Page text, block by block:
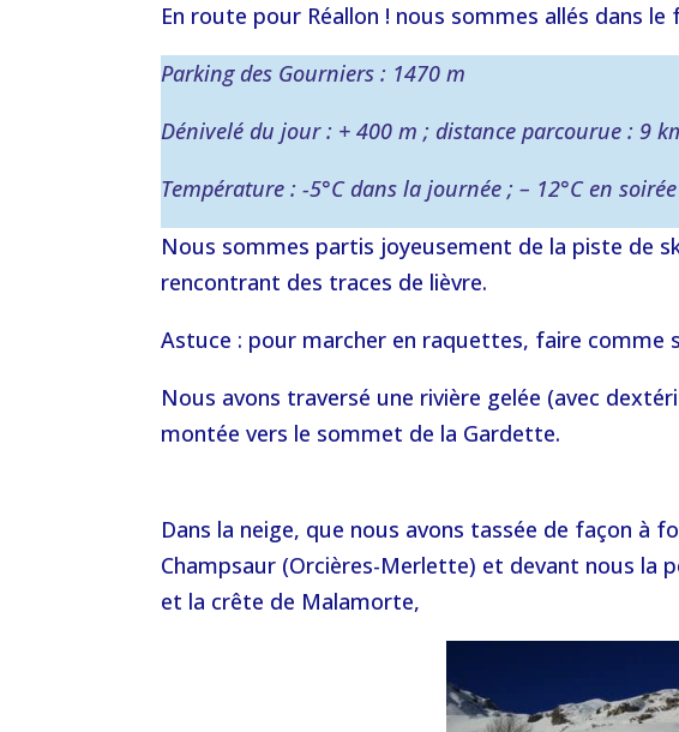
En route pour Réallon ! nous sommes allés dans
Parking des Gourniers : 1470 m
Dénivelé du jour : + 400 m ; distance parcourue : 9
Température : -5°C dans la journée ; – 12°C en soirée
Nous sommes partis joyeusement de la piste de
rencontrant des traces de lièvre.
Astuce : pour marcher en raquettes, faire comme
Nous avons traversé une rivière gelée (avec
montée vers le sommet de la Gardette.
Dans la neige, que nous avons tassée de façon à
Champsaur (Orcières-Merlette) et devant nous la
et la crête de Malamorte,